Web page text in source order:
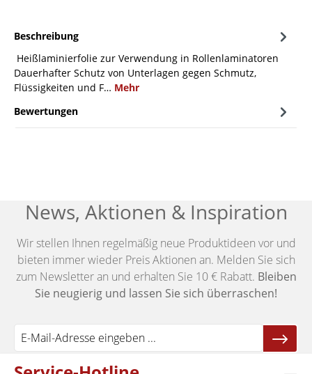
Beschreibung
Heißlaminierfolie zur Verwendung in Rollenlaminatoren
Dauerhafter Schutz von Unterlagen gegen Schmutz,
Flüssigkeiten und F… Mehr
Bewertungen
News, Aktionen & Inspiration
Wir stellen Ihnen regelmäßig neue Produktideen vor und
bieten immer wieder Preis Aktionen an. Melden Sie sich
zum Newsletter an und erhalten Sie 10 € Rabatt. Bleiben
Sie neugierig und lassen Sie sich überraschen!